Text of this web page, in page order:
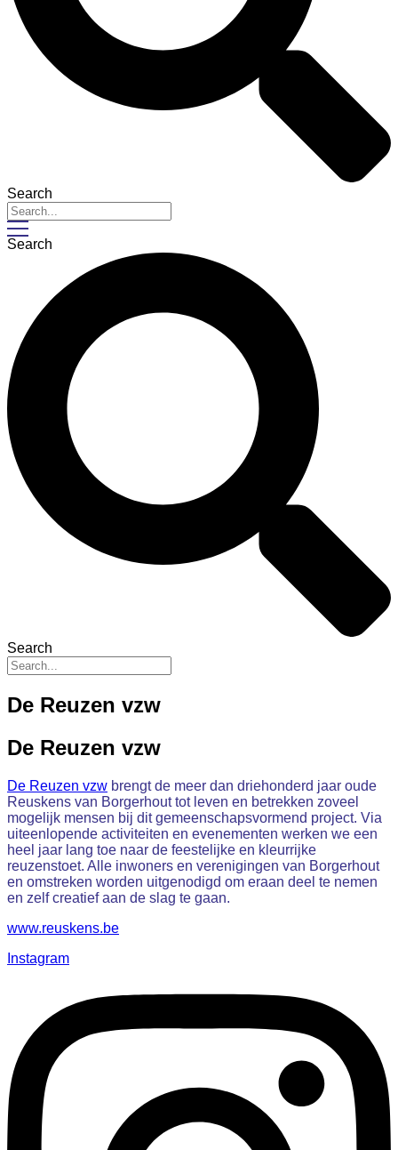
Search
Search
Search
De Reuzen vzw
De Reuzen vzw
De Reuzen vzw brengt de meer dan driehonderd jaar oude
Reuskens van Borgerhout tot leven en betrekken zoveel
mogelijk mensen bij dit gemeenschapsvormend project. Via
uiteenlopende activiteiten en evenementen werken we een
heel jaar lang toe naar de feestelijke en kleurrijke
reuzenstoet. Alle inwoners en verenigingen van Borgerhout
en omstreken worden uitgenodigd om eraan deel te nemen
en zelf creatief aan de slag te gaan.
www.reuskens.be
Instagram